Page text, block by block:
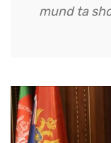
mund ta